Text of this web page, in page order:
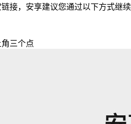
接，安享建议您通过以下方式继续
三个点